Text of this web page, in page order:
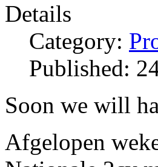
Details
Category:
Published:
Soon we will
Afgelopen